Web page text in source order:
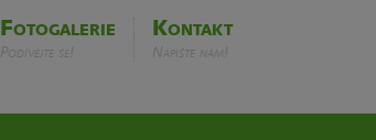
Fotogalerie
Podívejte se!
Kontakt
Napište nám!